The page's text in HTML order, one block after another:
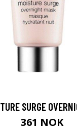
SURGE
361 NOK